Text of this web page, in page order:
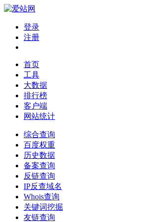
登录
注册
首页
工具
大数据
排行榜
客户端
网站统计
综合查询
百度权重
历史数据
备案查询
反链查询
IP反查域名
Whois查询
关键词挖掘
友链查询